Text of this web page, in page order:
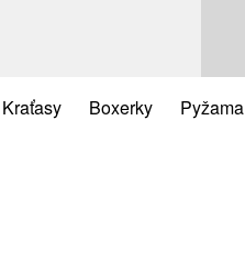
Kraťasy Boxerky Pyžama